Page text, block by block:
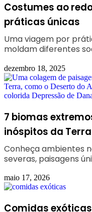
Costumes ao
práticas únicas
Uma viagem por
moldam diferentes
dezembro 18, 2025
7 biomas
inóspitos da Terra
Conheça ambientes
severas, paisagens
maio 17, 2026
Comidas